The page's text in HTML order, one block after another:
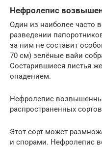
Нефролепис
Один из наиболее часто
разведении
за ним не составит
70 см) зелёные вайи
Состарившиеся листья
опадением.
Нефролепис
распространенных
Этот сорт может
и спорами. Нефролепис